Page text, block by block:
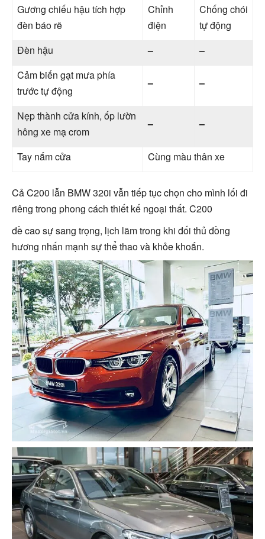
Gương chiếu hậu tích hợp
đèn báo rẽ
Chỉnh
điện
Chống chói
tự động
Đèn hậu
–
–
Cảm biến gạt mưa phía
trước tự động
– –
Nẹp thành cửa kính, ốp lườn
hông xe mạ crom
– –
Tay nắm cửa Cùng màu thân xe
Cả C200 lẫn BMW 320i vẫn tiếp tục chọn cho mình lối đi
riêng trong phong cách thiết kế ngoại thất. C200
đề cao sự sang trọng, lịch lãm trong khi đối thủ đồng
hương nhấn mạnh sự thể thao và khỏe khoắn.